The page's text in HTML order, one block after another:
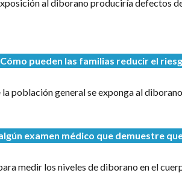
al diborano produciría defectos
pueden las familias reducir el
población general se exponga al
examen médico que demuestre
medir los niveles de diborano en el